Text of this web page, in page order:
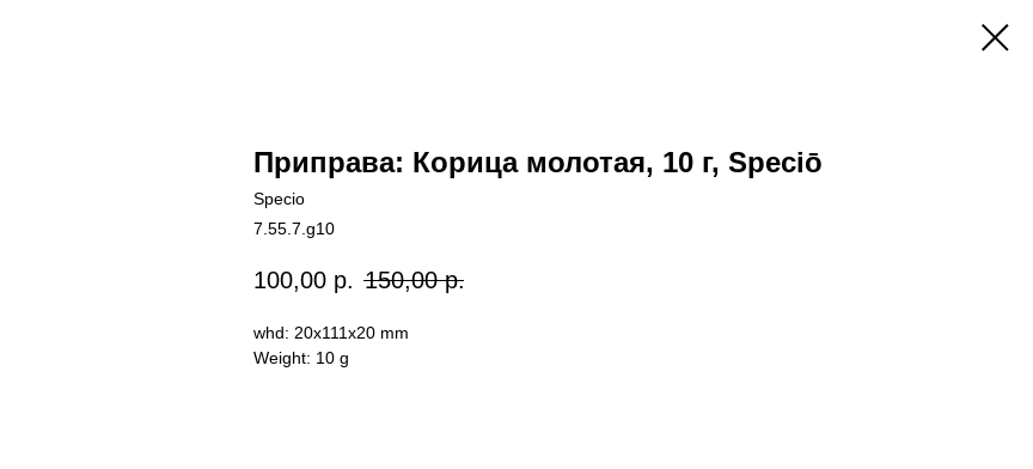
Приправа: Корица молотая, 10 г, Speciō
Specio
7.55.7.g10
100,00 р. 150,00 р.
whd: 20x111x20 mm
Weight: 10 g